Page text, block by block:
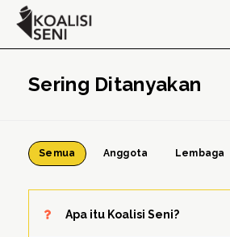
Sering Ditanyakan
Semua Anggota Lembaga
Apa itu Koalisi Seni?